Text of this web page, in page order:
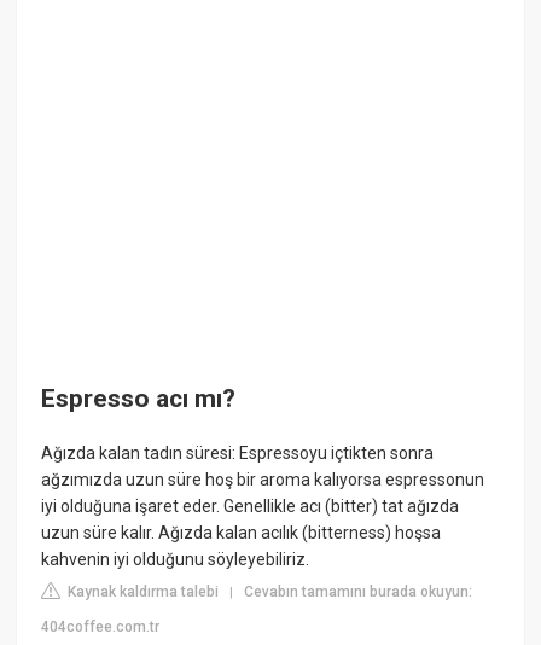
Espresso acı mı?
Ağızda kalan tadın süresi: Espressoyu içtikten sonra
ağzımızda uzun süre hoş bir aroma kalıyorsa espressonun
iyi olduğuna işaret eder. Genellikle acı (bitter) tat ağızda
uzun süre kalır. Ağızda kalan acılık (bitterness) hoşsa
kahvenin iyi olduğunu söyleyebiliriz.
Kaynak kaldırma talebi |Cevabın tamamını burada okuyun:
404coffee.com.tr